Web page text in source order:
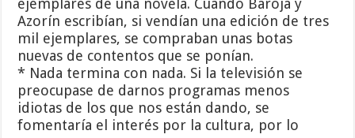
ejemplares de una novela. Cuando Baroja y
Azorín escribían, si vendían una edición de tres
mil ejemplares, se compraban unas botas
nuevas de contentos que se ponían.
* Nada termina con nada. Si la televisión se
preocupase de darnos programas menos
idiotas de los que nos están dando, se
fomentaría el interés por la cultura, por lo